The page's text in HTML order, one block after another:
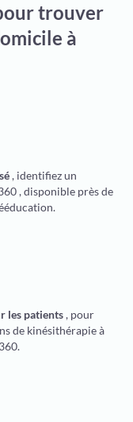
trouver
à
, identifiez un
, disponible près de
les patients, pour
de kinésithérapie à